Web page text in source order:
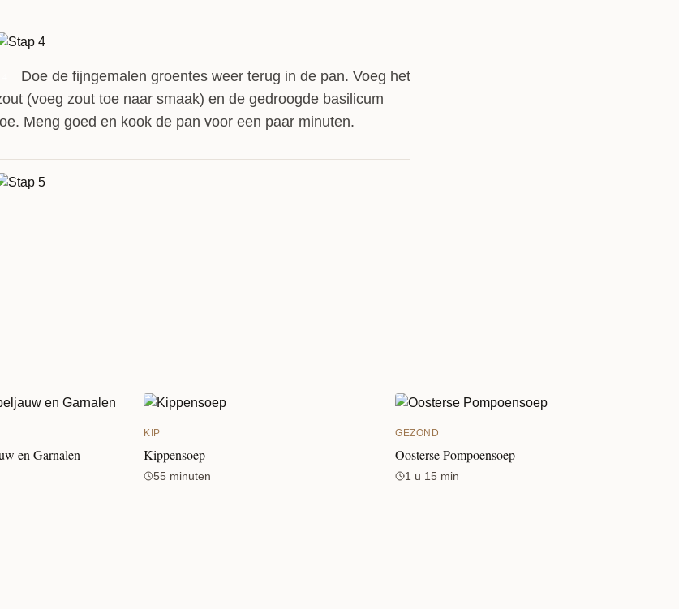
Doe de fijngemalen groentes weer terug in de pan. Voeg het
(voeg zout toe naar smaak) en de gedroogde basilicum
Meng goed en kook de pan voor een paar minuten.
en Garnalen
KIP
Kippensoep
55 minuten
GEZOND
Oosterse Pompoensoep
1 u 15 min